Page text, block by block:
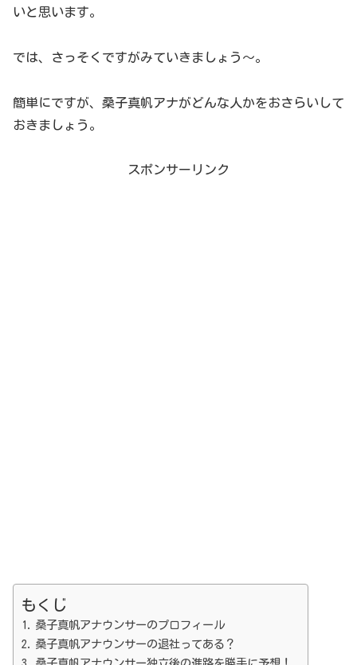
いと思います。
では、さっそくですがみていきましょう～。
簡単にですが、桑子真帆アナがどんな人かをおさらいして
おきましょう。
スポンサーリンク
もくじ
桑子真帆アナウンサーのプロフィール
桑子真帆アナウンサーの退社ってある？